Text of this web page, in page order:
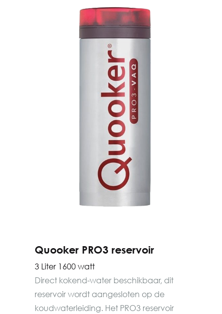
Quooker PRO3 reservoir
3 Liter 1600 watt
Direct kokend-water beschikbaar, dit
reservoir wordt aangesloten op de
koudwaterleiding. Het PRO3 reservoir